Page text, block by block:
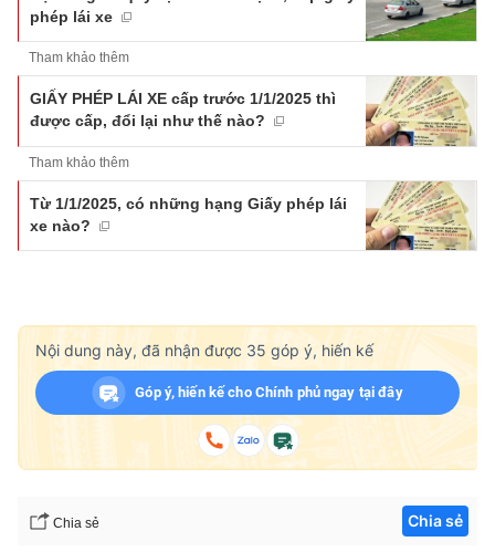
phép lái xe
Tham khảo thêm
GIẤY PHÉP LÁI XE cấp trước 1/1/2025 thì
được cấp, đổi lại như thế nào?
Tham khảo thêm
Từ 1/1/2025, có những hạng Giấy phép lái
xe nào?
Nội dung này, đã nhận được 35 góp ý, hiến kế
Góp ý, hiến kế cho Chính phủ ngay tại đây
Chia sẻ Chia sẻ